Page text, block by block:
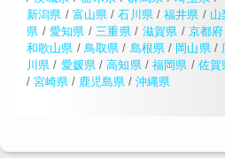
新潟県 / 富山県 /石川県/福井県 / 山
県 / 愛知県 /三重県 / 滋賀県 / 京都府
和歌山県 / 鳥取県 / 島根県/ 岡山県/
川県 / 愛媛県/高知県/ 福岡県 / 佐賀
/ 宮崎県 / 鹿児島県 / 沖縄県